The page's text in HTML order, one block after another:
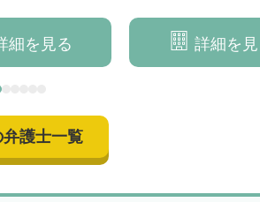
細を見る 詳細を見
護士一覧